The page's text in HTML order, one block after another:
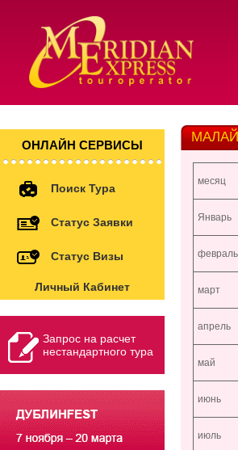
ОНЛАЙН СЕРВИСЫ
Поиск Тура
Статус Заявки
Статус Визы
Личный Кабинет
Запрос на расчет
нестандартного тура
месяц
Январь
февраль
март
апрель
май
июнь
июль